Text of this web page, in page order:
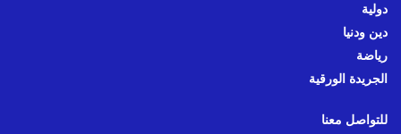
دولية
دين ودنيا
رياضة
الجريدة الورقية
للتواصل معنا